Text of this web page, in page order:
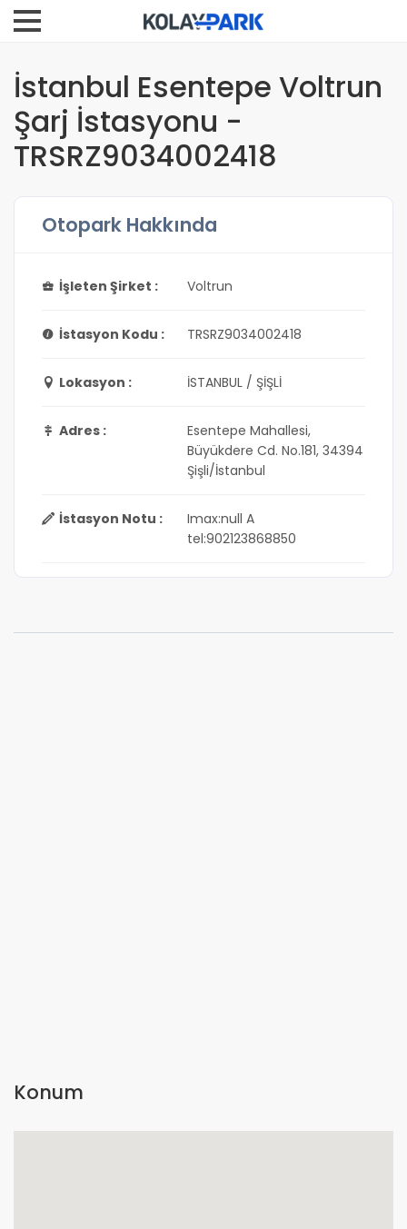
İstanbul Esentepe Voltrun
Şarj İstasyonu -
TRSRZ9034002418
Otopark Hakkında
İşleten Şirket : Voltrun
İstasyon Kodu : TRSRZ9034002418
Lokasyon : İSTANBUL / ŞİŞLİ
Adres :
Esentepe Mahallesi,
Büyükdere Cd. No.181, 34394
Şişli/İstanbul
İstasyon Notu :
Imax:null A
tel:902123868850
Konum